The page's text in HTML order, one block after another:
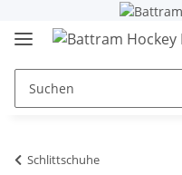
Schlittschuhe